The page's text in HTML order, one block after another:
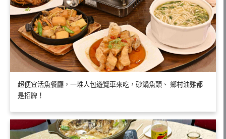
超便宜活魚餐廳，一堆人包遊覽車來吃，砂鍋魚頭、 鄉村油雞都
是招牌！